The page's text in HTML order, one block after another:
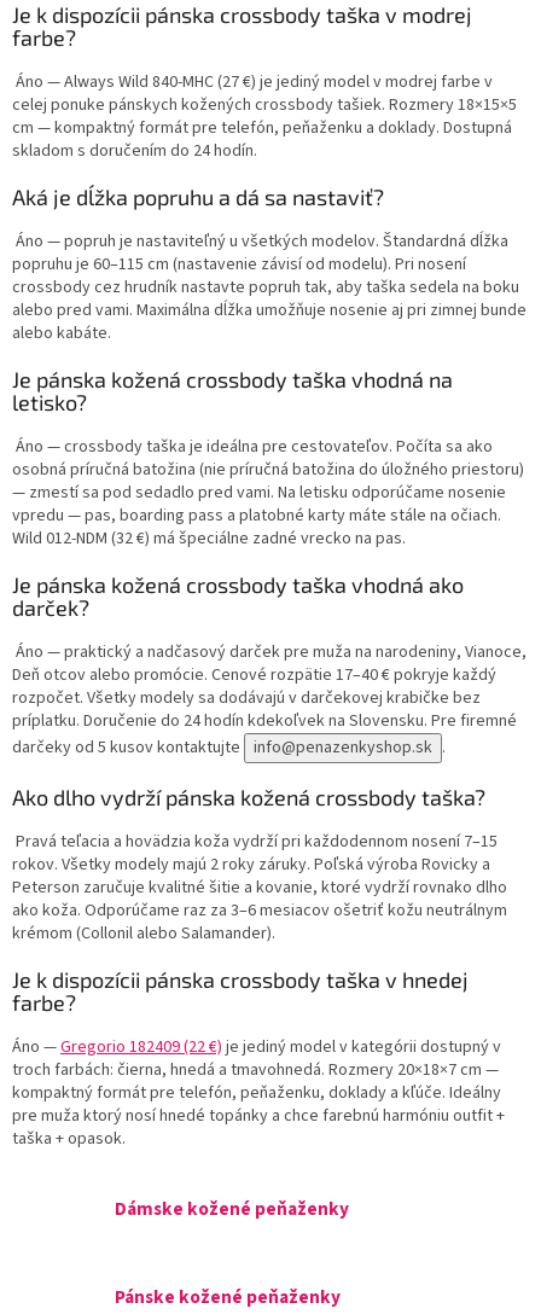
Je k dispozícii pánska crossbody taška v modrej
farbe?
Áno — Always Wild 840-MHC (27 €) je jediný model v modrej farbe v
celej ponuke pánskych kožených crossbody tašiek. Rozmery 18×15×5
cm — kompaktný formát pre telefón, peňaženku a doklady. Dostupná
skladom s doručením do 24 hodín.
Aká je dĺžka popruhu a dá sa nastaviť?
Áno — popruh je nastaviteľný u všetkých modelov. Štandardná dĺžka
popruhu je 60–115 cm (nastavenie závisí od modelu). Pri nosení
crossbody cez hrudník nastavte popruh tak, aby taška sedela na boku
alebo pred vami. Maximálna dĺžka umožňuje nosenie aj pri zimnej bunde
alebo kabáte.
Je pánska kožená crossbody taška vhodná na
letisko?
Áno — crossbody taška je ideálna pre cestovateľov. Počíta sa ako
osobná príručná batožina (nie príručná batožina do úložného priestoru)
— zmestí sa pod sedadlo pred vami. Na letisku odporúčame nosenie
vpredu — pas, boarding pass a platobné karty máte stále na očiach.
Wild 012-NDM (32 €) má špeciálne zadné vrecko na pas.
Je pánska kožená crossbody taška vhodná ako
darček?
Áno — praktický a nadčasový darček pre muža na narodeniny, Vianoce,
Deň otcov alebo promócie. Cenové rozpätie 17–40 € pokryje každý
rozpočet. Všetky modely sa dodávajú v darčekovej krabičke bez
príplatku. Doručenie do 24 hodín kdekoľvek na Slovensku. Pre firemné
darčeky od 5 kusov kontaktujte info@penazenkyshop.sk .
Ako dlho vydrží pánska kožená crossbody taška?
Pravá teľacia a hovädzia koža vydrží pri každodennom nosení 7–15
rokov. Všetky modely majú 2 roky záruky. Poľská výroba Rovicky a
Peterson zaručuje kvalitné šitie a kovanie, ktoré vydrží rovnako dlho
ako koža. Odporúčame raz za 3–6 mesiacov ošetriť kožu neutrálnym
krémom (Collonil alebo Salamander).
Je k dispozícii pánska crossbody taška v hnedej
farbe?
Áno —Gregorio 182409 (22 €) je jediný model v kategórii dostupný v
troch farbách: čierna, hnedá a tmavohnedá. Rozmery 20×18×7 cm —
kompaktný formát pre telefón, peňaženku, doklady a kľúče. Ideálny
pre muža ktorý nosí hnedé topánky a chce farebnú harmóniu outfit +
taška + opasok.
Dámske kožené peňaženky
Pánske kožené peňaženky